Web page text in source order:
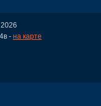
- на карте